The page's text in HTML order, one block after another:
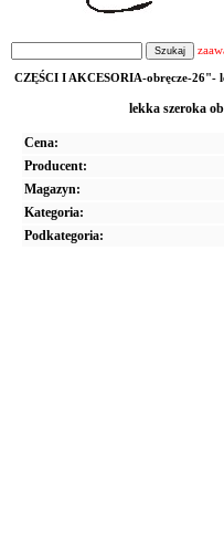
CZĘŚCI I AKCESORIA-obręcze-26"-
lekka szeroka
Cena:
Producent:
Magazyn:
Kategoria:
Podkategoria: